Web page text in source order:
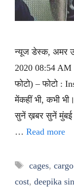
न्यूज डेस्क, अमर
2020 08:54 AM
फोटो) – फोटो :
मेंकहीं भी, कभी
सुनें ख़बर सुनें मुंबई
… Read more
Tags
cages,
cost, deepika